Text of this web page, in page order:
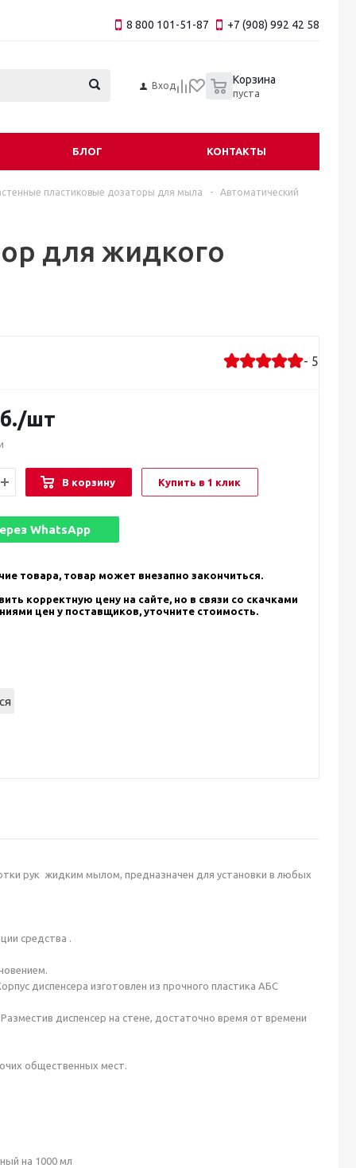
8 800 101-51-87 +7 (908) 992 42 58
Вход Корзина
пуста
БЛОГ КОНТАКТЫ
пластиковые дозаторы для мыла - Автоматический
для жидкого
- 5
/шт
В корзину Купить в 1 клик
WhatsApp
товара, товар может внезапно закончиться.
корректную цену на сайте, но в связи со скачками
цен у поставщиков, уточните стоимость.
рук жидким мылом, предназначен для установки в любых
средства .
диспенсера изготовлен из прочного пластика АБС
диспенсер на стене, достаточно время от времени
общественных мест.
на 1000 мл